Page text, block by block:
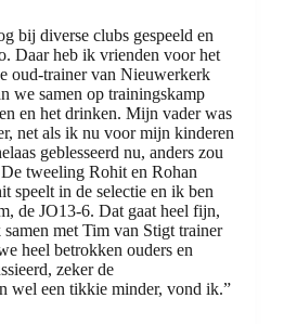
bij diverse clubs gespeeld en
Daar heb ik vrienden voor het
oud-trainer van Nieuwerkerk
we samen op trainingskamp
en het drinken. Mijn vader was
net als ik nu voor mijn kinderen
geblesseerd nu, anders zou
tweeling Rohit en Rohan
speelt in de selectie en ik ben
de JO13-6. Dat gaat heel fijn,
met Tim van Stigt trainer
heel betrokken ouders en
zeker de
wel een tikkie minder, vond ik.”